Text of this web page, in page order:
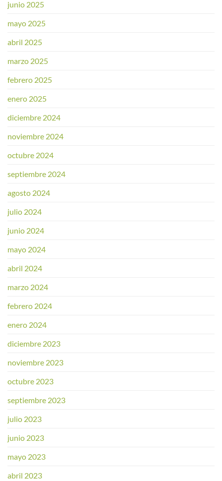
junio 2025
mayo 2025
abril 2025
marzo 2025
febrero 2025
enero 2025
diciembre 2024
noviembre 2024
octubre 2024
septiembre 2024
agosto 2024
julio 2024
junio 2024
mayo 2024
abril 2024
marzo 2024
febrero 2024
enero 2024
diciembre 2023
noviembre 2023
octubre 2023
septiembre 2023
julio 2023
junio 2023
mayo 2023
abril 2023